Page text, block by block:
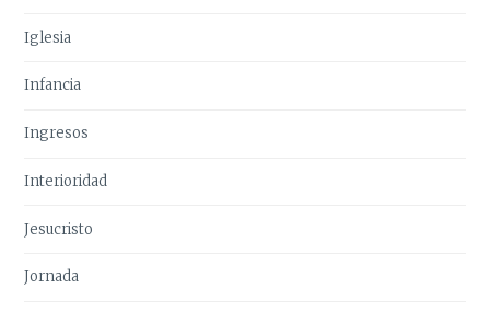
Iglesia
Infancia
Ingresos
Interioridad
Jesucristo
Jornada